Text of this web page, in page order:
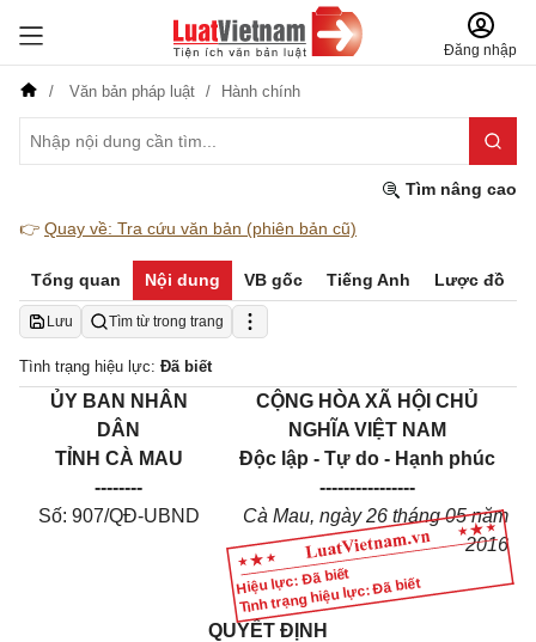
Đăng nhập
Văn bản pháp luật Hành chính
Tìm nâng cao
👉 Quay về: Tra cứu văn bản (phiên bản cũ)
Tổng quan Nội dung VB gốc Tiếng Anh Lược đồ
Lưu Tìm từ trong trang
Tình trạng hiệu lực: Đã biết
Hiệu lực: Đã biết
Tình trạng hiệu lực: Đã biết
ỦY BAN NHÂN
DÂN
TỈNH CÀ MAU
--------
Số: 907/QĐ-UBND
CỘNG HÒA XÃ HỘI CHỦ
NGHĨA VIỆT NAM
Độc lập - Tự do - Hạnh phúc
----------------
Cà Mau, ngày 26tháng05năm
2016
QUYẾT ĐỊNH